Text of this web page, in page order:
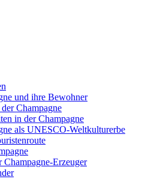
und ihre Bewohner
Champagne
in der Champagne
als UNESCO-Weltkulturerbe
Champagne-Erzeuger